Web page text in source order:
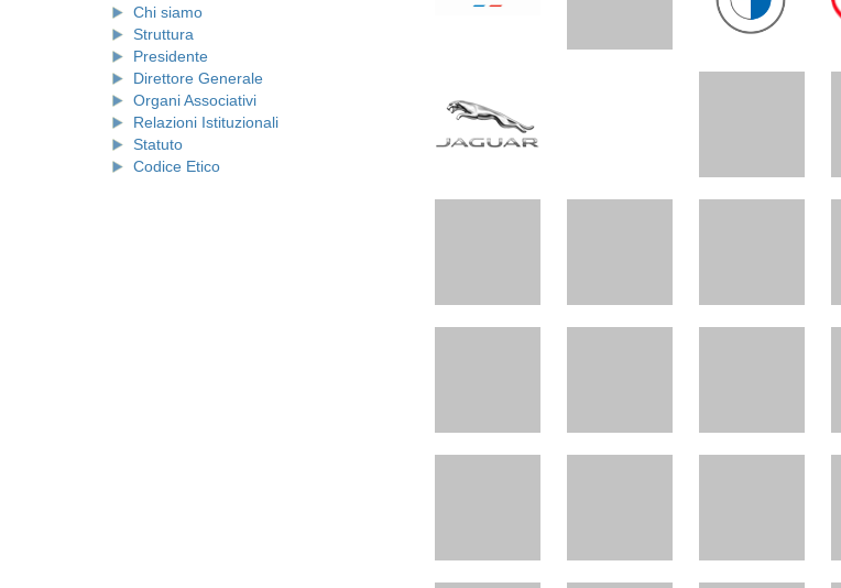
Chi siamo
Struttura
Presidente
Direttore Generale
Organi Associativi
Relazioni Istituzionali
Statuto
Codice Etico